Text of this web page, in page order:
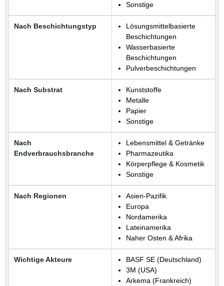
Sonstige
Nach Beschichtungstyp
Lösungsmittelbasierte
Beschichtungen
Wasserbasierte
Beschichtungen
Pulverbeschichtungen
Nach Substrat
Kunststoffe
Metalle
Papier
Sonstige
Nach
Endverbrauchsbranche
Lebensmittel & Getränke
Pharmazeutika
Körperpflege & Kosmetik
Sonstige
Nach Regionen
Asien-Pazifik
Europa
Nordamerika
Lateinamerika
Naher Osten & Afrika
Wichtige Akteure
BASF SE (Deutschland)
3M (USA)
Arkema (Frankreich)